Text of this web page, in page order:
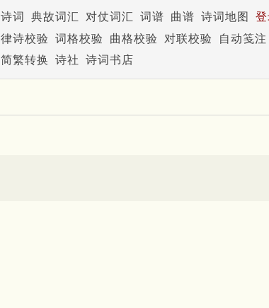
诗词 典故词汇 对仗词汇 词谱 曲谱 诗词地图
律诗校验 词格校验 曲格校验 对联校验
自动笺注
简繁转换 诗社 诗词书店